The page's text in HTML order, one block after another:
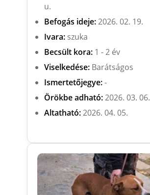
u.
Befogás ideje:2026. 02. 19.
Ivara:szuka
Becsült kora:1 - 2 év
Viselkedése:Barátságos
Ismertetőjegye:-
Örökbe adható:2026. 03. 06.
Altatható:2026. 04. 05.